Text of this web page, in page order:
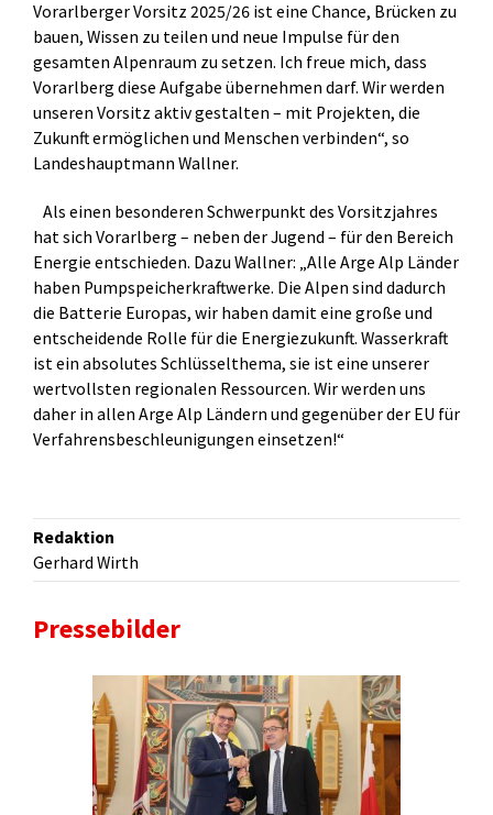
Vorarlberger Vorsitz 2025/26 ist eine Chance, Brücken zu
bauen, Wissen zu teilen und neue Impulse für den
gesamten Alpenraum zu setzen. Ich freue mich, dass
Vorarlberg diese Aufgabe übernehmen darf. Wir werden
unseren Vorsitz aktiv gestalten – mit Projekten, die
Zukunft ermöglichen und Menschen verbinden“, so
Landeshauptmann Wallner.
Als einen besonderen Schwerpunkt des Vorsitzjahres
hat sich Vorarlberg – neben der Jugend – für den Bereich
Energie entschieden. Dazu Wallner: „Alle Arge Alp Länder
haben Pumpspeicherkraftwerke. Die Alpen sind dadurch
die Batterie Europas, wir haben damit eine große und
entscheidende Rolle für die Energiezukunft. Wasserkraft
ist ein absolutes Schlüsselthema, sie ist eine unserer
wertvollsten regionalen Ressourcen. Wir werden uns
daher in allen Arge Alp Ländern und gegenüber der EU für
Verfahrensbeschleunigungen einsetzen!“
Redaktion
Gerhard Wirth
Pressebilder